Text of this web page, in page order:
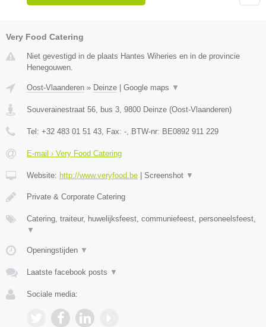
Very Food Catering
Niet gevestigd in de plaats Hantes Wiheries en in de provincie
Henegouwen.
Oost-Vlaanderen » Deinze Google maps ▼
Souverainestraat 56, bus 3, 9800 Deinze (Oost-Vlaanderen)
Tel: +32 483 01 51 43, Fax: -, BTW-nr: BE0892 911 229
E-mail › Very Food Catering
Website: http://www.veryfood.be Screenshot ▼
Private & Corporate Catering
Catering, traiteur, huwelijksfeest, communiefeest, personeelsfeest,
▼
Openingstijden ▼
Laatste facebook posts ▼
Sociale media: